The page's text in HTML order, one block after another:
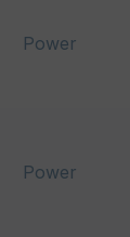
Power
Power